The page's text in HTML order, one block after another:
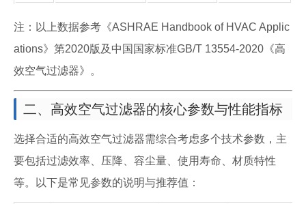
注：以上数据参考《ASHRAE Handbook of HVAC Applic
ations》第2020版及中国国家标准GB/T 13554-2020《高
效空气过滤器》。
二、高效空气过滤器的核心参数与性能指标
选择合适的高效空气过滤器需综合考虑多个技术参数，主
要包括过滤效率、压降、容尘量、使用寿命、材质特性
等。以下是常见参数的说明与推荐值：